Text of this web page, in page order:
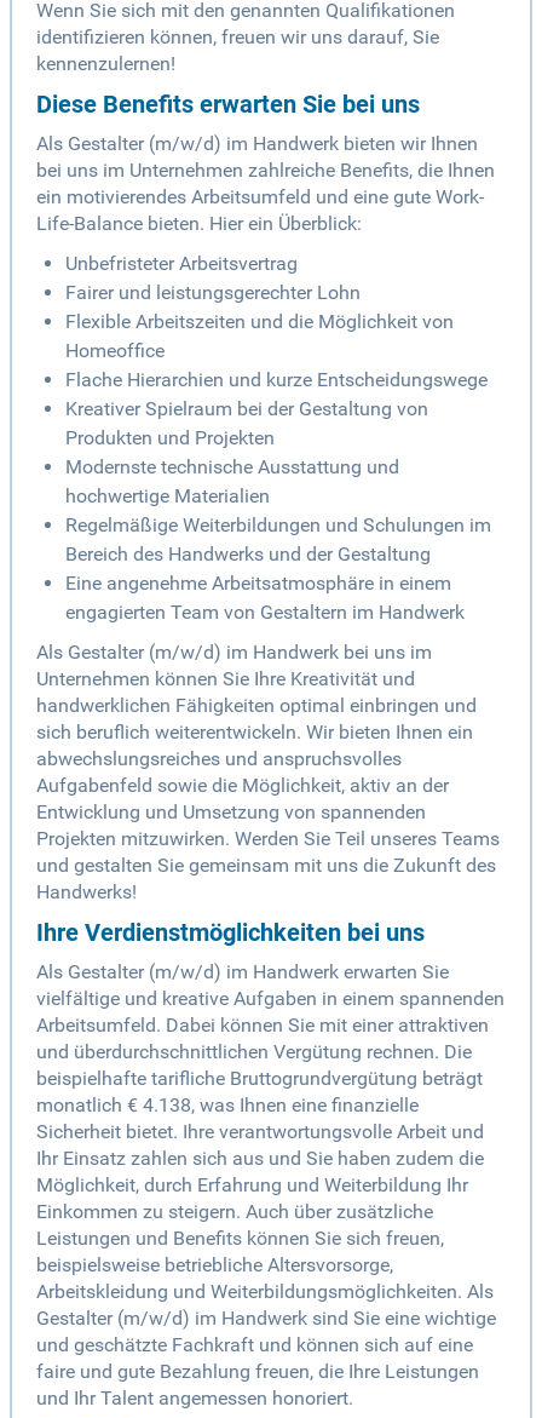
Wenn Sie sich mit den genannten Qualifikationen
identifizieren können, freuen wir uns darauf, Sie
kennenzulernen!
Diese Benefits erwarten Sie bei uns
Als Gestalter (m/w/d) im Handwerk bieten wir Ihnen
bei uns im Unternehmen zahlreiche Benefits, die Ihnen
ein motivierendes Arbeitsumfeld und eine gute Work-
Life-Balance bieten. Hier ein Überblick:
Unbefristeter Arbeitsvertrag
Fairer und leistungsgerechter Lohn
Flexible Arbeitszeiten und die Möglichkeit von
Homeoffice
Flache Hierarchien und kurze Entscheidungswege
Kreativer Spielraum bei der Gestaltung von
Produkten und Projekten
Modernste technische Ausstattung und
hochwertige Materialien
Regelmäßige Weiterbildungen und Schulungen im
Bereich des Handwerks und der Gestaltung
Eine angenehme Arbeitsatmosphäre in einem
engagierten Team von Gestaltern im Handwerk
Als Gestalter (m/w/d) im Handwerk bei uns im
Unternehmen können Sie Ihre Kreativität und
handwerklichen Fähigkeiten optimal einbringen und
sich beruflich weiterentwickeln. Wir bieten Ihnen ein
abwechslungsreiches und anspruchsvolles
Aufgabenfeld sowie die Möglichkeit, aktiv an der
Entwicklung und Umsetzung von spannenden
Projekten mitzuwirken. Werden Sie Teil unseres Teams
und gestalten Sie gemeinsam mit uns die Zukunft des
Handwerks!
Ihre Verdienstmöglichkeiten bei uns
Als Gestalter (m/w/d) im Handwerk erwarten Sie
vielfältige und kreative Aufgaben in einem spannenden
Arbeitsumfeld. Dabei können Sie mit einer attraktiven
und überdurchschnittlichen Vergütung rechnen. Die
beispielhafte tarifliche Bruttogrundvergütung beträgt
monatlich € 4.138, was Ihnen eine finanzielle
Sicherheit bietet. Ihre verantwortungsvolle Arbeit und
Ihr Einsatz zahlen sich aus und Sie haben zudem die
Möglichkeit, durch Erfahrung und Weiterbildung Ihr
Einkommen zu steigern. Auch über zusätzliche
Leistungen und Benefits können Sie sich freuen,
beispielsweise betriebliche Altersvorsorge,
Arbeitskleidung und Weiterbildungsmöglichkeiten. Als
Gestalter (m/w/d) im Handwerk sind Sie eine wichtige
und geschätzte Fachkraft und können sich auf eine
faire und gute Bezahlung freuen, die Ihre Leistungen
und Ihr Talent angemessen honoriert.